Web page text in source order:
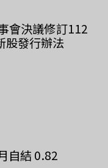
會決議修訂112
股發行辦法
自結 0.82